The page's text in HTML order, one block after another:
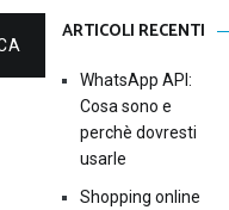
ARTICOLI RECENTI
WhatsApp API:
Cosa sono e
perchè dovresti
usarle
Shopping online